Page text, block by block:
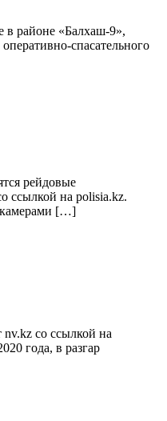
в районе «Балхаш-9»,
спасательного
рейдовые
ссылкой на polisia.kz.
камерами […]
со ссылкой на
года, в разгар